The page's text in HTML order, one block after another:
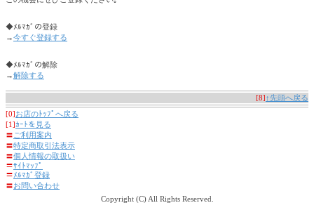
◆ﾒﾙﾏｶﾞの登録
→今すぐ登録する
◆ﾒﾙﾏｶﾞの解除
→解除する
[8]↑先頭へ戻る
[0]お店のﾄｯﾌﾟへ戻る
[1]ｶｰﾄを見る
〓 ご利用案内
〓特定商取引法表示
〓個人情報の取扱い
〓ｻｲﾄﾏｯﾌﾟ
〓ﾒﾙﾏｶﾞ登録
〓お問い合わせ
Copyright (C) All Rights Reserved.